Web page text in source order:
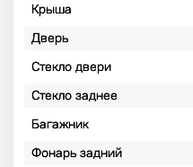
Крыша
Дверь
Стекло двери
Стекло заднее
Багажник
Фонарь задний